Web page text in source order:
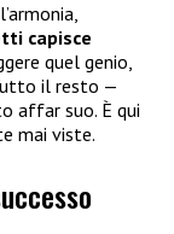
capisce
quel genio,
il resto —
affar suo. È qui
mai viste.